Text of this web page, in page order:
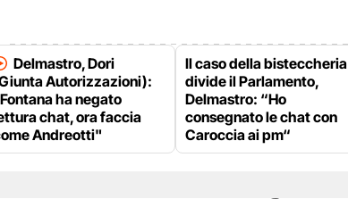
Delmastro, Dori
Autorizzazioni):
ha negato
chat, ora faccia
Andreotti"
Il caso della bisteccheria
divide il Parlamento,
Delmastro: “Ho
consegnato le chat con
Caroccia ai pm“